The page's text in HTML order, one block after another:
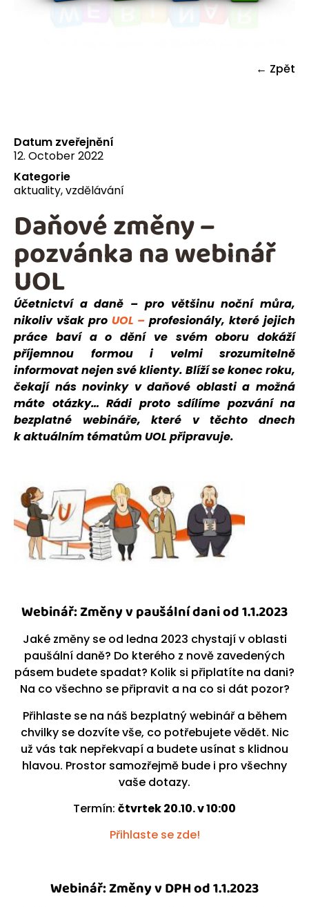
← Zpět
Datum zveřejnění
12. October 2022
Kategorie
aktuality,vzdělávání
Účetnictví a daně – pro většinu noční můra,
nikoliv však pro UOL – profesionály, které jejich
práce baví a o dění ve svém oboru dokáží
příjemnou formou i velmi srozumitelně
informovat nejen své klienty. Blíží se konec roku,
čekají nás novinky v daňové oblasti a možná
máte otázky… Rádi proto sdílíme pozvání na
bezplatné webináře, které v těchto dnech
k aktuálním tématům UOL připravuje.
Webinář: Změny v paušální dani od 1.1.2023
Jaké změny se od ledna 2023 chystají v oblasti
paušální daně? Do kterého z nově zavedených
pásem budete spadat? Kolik si připlatíte na dani?
Na co všechno se připravit a na co si dát pozor?
Přihlaste se na náš bezplatný webinář a během
chvilky se dozvíte vše, co potřebujete vědět. Nic
už vás tak nepřekvapí a budete usínat s klidnou
hlavou. Prostor samozřejmě bude i pro všechny
vaše dotazy.
Termín: čtvrtek 20.10. v 10:00
Přihlaste se zde!
Webinář: Změny v DPH od 1.1.2023
Daňové změny –
pozvánka na webinář
UOL